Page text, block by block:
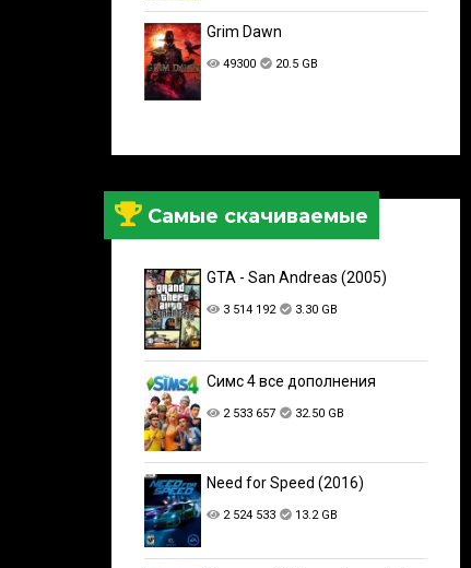
Grim Dawn
49300 20.5 GB
Самые скачиваемые
GTA - San Andreas (2005)
3 514 192 3.30 GB
Симс 4 все дополнения
2 533 657 32.50 GB
Need for Speed (2016)
2 524 533 13.2 GB